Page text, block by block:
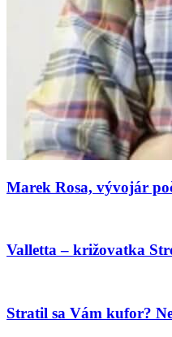
Marek Rosa, vývojár
Valletta – križovatka
Stratil sa Vám kufor?